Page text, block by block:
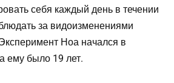
себя каждый день в течении
за видоизменениями
Ноа начался в
ему было 19 лет.